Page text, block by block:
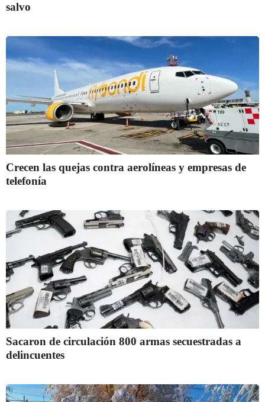
salvo
Crecen las quejas contra aerolíneas y empresas de
telefonía
Sacaron de circulación 800 armas secuestradas a
delincuentes